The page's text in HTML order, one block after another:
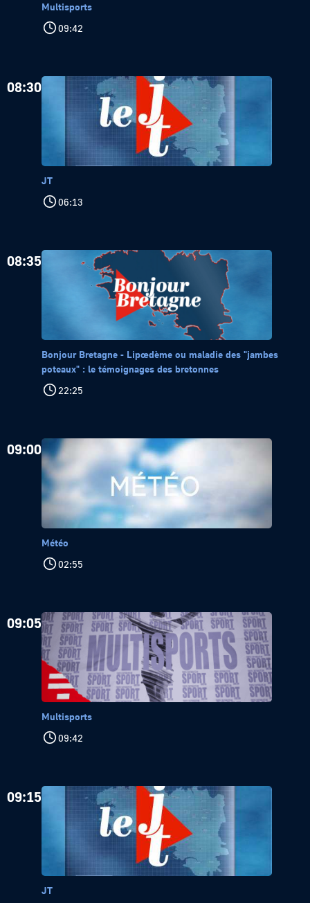
Multisports
09:42
08:30
JT
06:13
08:35
Bonjour Bretagne - Lipœdème ou maladie des "jambes
poteaux" : le témoignages des bretonnes
22:25
09:00
Météo
02:55
09:05
Multisports
09:42
09:15
JT